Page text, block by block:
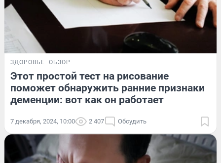
ЗДОРОВЬЕ ОБЗОР
Этот простой тест на рисование
поможет обнаружить ранние признаки
деменции: вот как он работает
7 декабря, 2024, 10:00 2 407 Обсудить